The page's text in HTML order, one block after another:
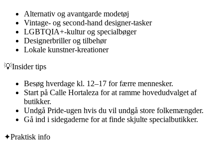
Alternativ og avantgarde modetøj
Vintage- og second-hand designer-tasker
LGBTQIA+-kultur og specialbøger
Designerbriller og tilbehør
Lokale kunstner-kreationer
💡Insider tips
Besøg hverdage kl. 12–17 for færre mennesker.
Start på Calle Hortaleza for at ramme hovedudvalget af
butikker.
Undgå Pride-ugen hvis du vil undgå store folkemængder.
Gå ind i sidegaderne for at finde skjulte specialbutikker.
✦Praktisk info